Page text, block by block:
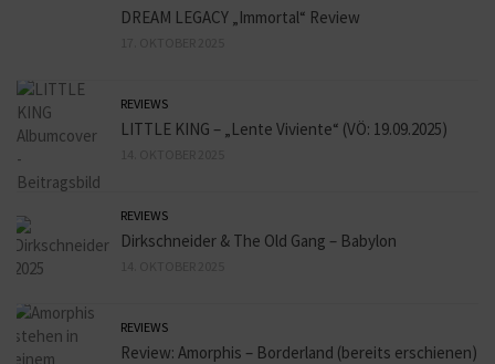
DREAM LEGACY „Immortal“ Review
REVIEWS
LITTLE KING – „Lente Viviente“ (VÖ: 19.09.2025)
REVIEWS
Dirkschneider & The Old Gang – Babylon
REVIEWS
Review: Amorphis – Borderland (bereits erschienen)